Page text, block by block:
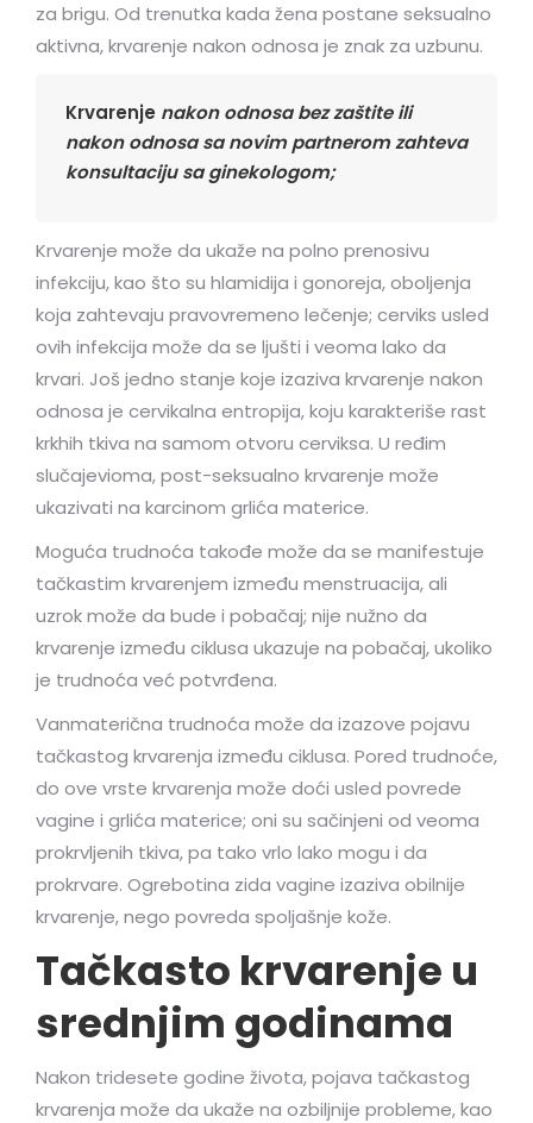
za brigu. Od trenutka kada žena postane seksualno
aktivna, krvarenje nakon odnosa je znak za uzbunu.
Krvarenje nakon odnosa bez zaštite ili
nakon odnosa sa novim partnerom zahteva
konsultaciju sa ginekologom;
Krvarenje može da ukaže na polno prenosivu
infekciju, kao što su hlamidija i gonoreja, oboljenja
koja zahtevaju pravovremeno lečenje; cerviks usled
ovih infekcija može da se ljušti i veoma lako da
krvari. Još jedno stanje koje izaziva krvarenje nakon
odnosa je cervikalna entropija, koju karakteriše rast
krkhih tkiva na samom otvoru cerviksa. U ređim
slučajevioma, post-seksualno krvarenje može
ukazivati na karcinom grlića materice.
Moguća trudnoća takođe može da se manifestuje
tačkastim krvarenjem između menstruacija, ali
uzrok može da bude i pobačaj; nije nužno da
krvarenje između ciklusa ukazuje na pobačaj, ukoliko
je trudnoća već potvrđena.
Vanmaterična trudnoća može da izazove pojavu
tačkastog krvarenja između ciklusa. Pored trudnoće,
do ove vrste krvarenja može doći usled povrede
vagine i grlića materice; oni su sačinjeni od veoma
prokrvljenih tkiva, pa tako vrlo lako mogu i da
prokrvare. Ogrebotina zida vagine izaziva obilnije
krvarenje, nego povreda spoljašnje kože.
Tačkasto krvarenje u
srednjim godinama
Nakon tridesete godine života, pojava tačkastog
krvarenja može da ukaže na ozbiljnije probleme, kao